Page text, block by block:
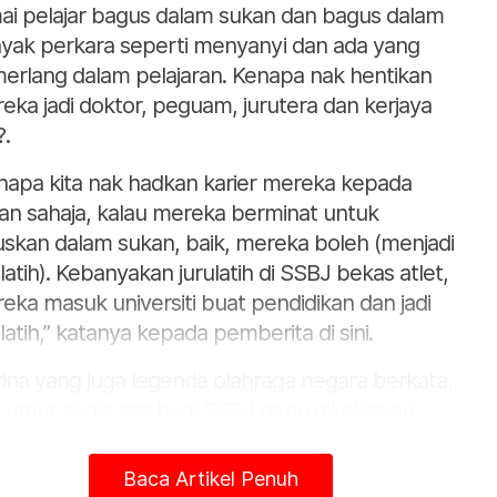
pelajar bagus dalam sukan dan bagus dalam
perkara seperti menyanyi dan ada yang
dalam pelajaran. Kenapa nak hentikan
jadi doktor, peguam, jurutera dan kerjaya
kita nak hadkan karier mereka kepada
sahaja, kalau mereka berminat untuk
dalam sukan, baik, mereka boleh (menjadi
Kebanyakan jurulatih di SSBJ bekas atlet,
masuk universiti buat pendidikan dan jadi
katanya kepada pemberita di sini.
akademi dan sukan sudah seimbang.
Baca Artikel Penuh